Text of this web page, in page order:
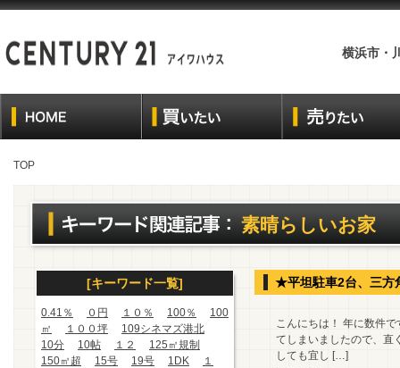
横浜市・
TOP
素晴らしいお家
[キーワード一覧]
0.41％ ０円 １０％ 100％
100
㎡
１００坪
109シネマズ港北
10分
10帖 １２
125㎡規制
150㎡超
15号 19号 1DK
１
★平坦駐車2台、三方
こんにちは！ 年に数件
てしまいましたので、直
しても宜し […]